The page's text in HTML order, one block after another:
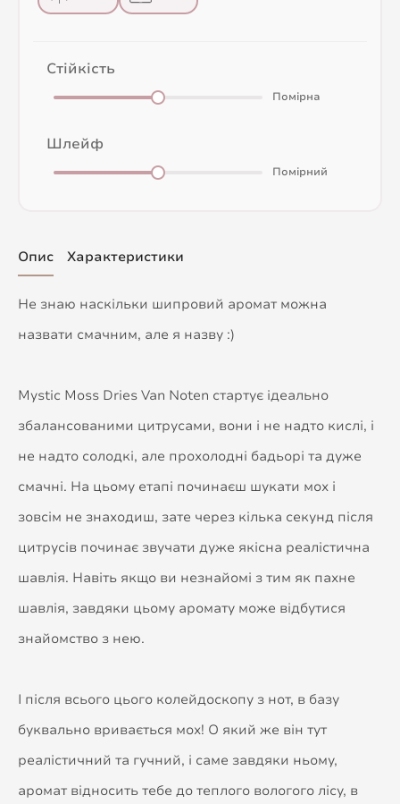
Стійкість
Помірна
Шлейф
Помірний
Опис Характеристики
Не знаю наскільки шипровий аромат можна
назвати смачним, але я назву :)
Mystic Moss Dries Van Noten стартує ідеально
збалансованими цитрусами, вони і не надто кислі, і
не надто солодкі, але прохолодні бадьорі та дуже
смачні. На цьому етапі починаєш шукати мох і
зовсім не знаходиш, зате через кілька секунд після
цитрусів починає звучати дуже якісна реалістична
шавлія. Навіть якщо ви незнайомі з тим як пахне
шавлія, завдяки цьому аромату може відбутися
знайомство з нею.
І після всього цього колейдоскопу з нот, в базу
буквально вривається мох! О який же він тут
реалістичний та гучний, і саме завдяки ньому,
аромат відносить тебе до теплого вологого лісу, в